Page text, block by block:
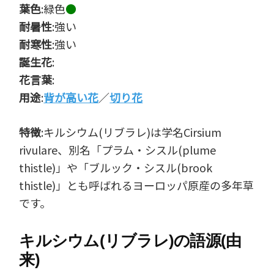
葉色:緑色●
耐暑性:強い
耐寒性:強い
誕生花:
花言葉:
用途:背が高い花／切り花
特徴:キルシウム(リブラレ)は学名Cirsium
rivulare、別名「プラム・シスル(plume
thistle)」や「ブルック・シスル(brook
thistle)」とも呼ばれるヨーロッパ原産の多年草
です。
キルシウム(リブラレ)の語源(由
来)